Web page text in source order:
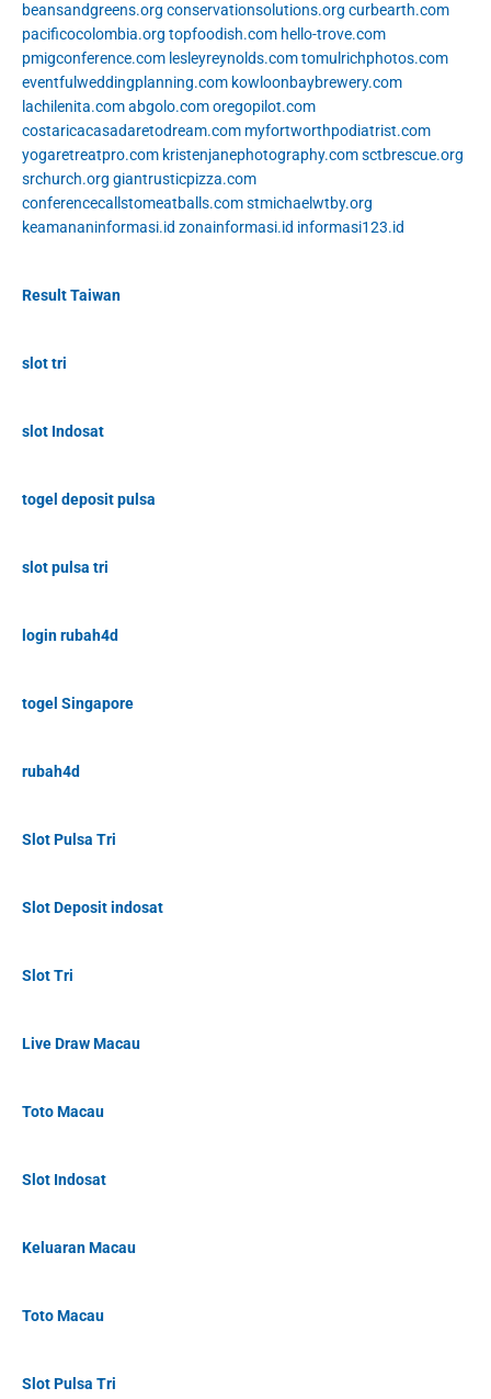
beansandgreens.org conservationsolutions.org curbearth.com
pacificocolombia.org topfoodish.com hello-trove.com
pmigconference.com lesleyreynolds.comtomulrichphotos.com
eventfulweddingplanning.com kowloonbaybrewery.com
lachilenita.comabgolo.comoregopilot.com
costaricacasadaretodream.com myfortworthpodiatrist.com
yogaretreatpro.com kristenjanephotography.comsctbrescue.org
srchurch.org giantrusticpizza.com
conferencecallstomeatballs.comstmichaelwtby.org
keamananinformasi.id zonainformasi.id informasi123.id
Result Taiwan
slot tri
slot Indosat
togel deposit pulsa
slot pulsa tri
login rubah4d
togel Singapore
rubah4d
Slot Pulsa Tri
Slot Deposit indosat
Slot Tri
Live Draw Macau
Toto Macau
Slot Indosat
Keluaran Macau
Toto Macau
Slot Pulsa Tri